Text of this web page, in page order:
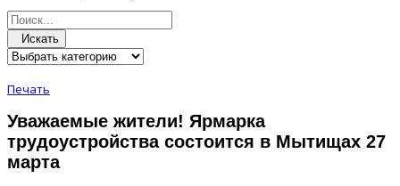
Искать
Печать
Уважаемые жители! Ярмарка
трудоустройства состоится в Мытищах 27
марта